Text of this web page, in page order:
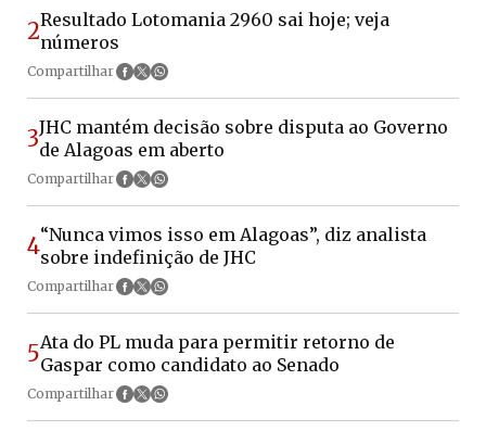
2Resultado Lotomania 2960 sai hoje; veja
números
Compartilhar
3JHC mantém decisão sobre disputa ao Governo
de Alagoas em aberto
Compartilhar
4“Nunca vimos isso em Alagoas”, diz analista
sobre indefinição de JHC
Compartilhar
5Ata do PL muda para permitir retorno de
Gaspar como candidato ao Senado
Compartilhar